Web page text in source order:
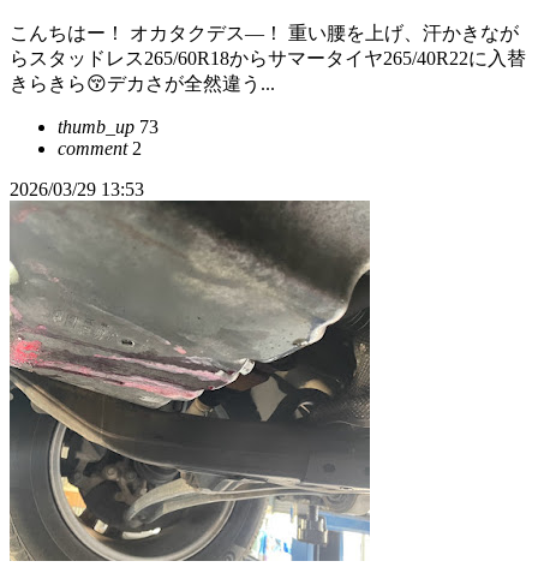
こんちはー！ オカタクデス―！ 重い腰を上げ、汗かきなが
らスタッドレス265/60R18からサマータイヤ265/40R22に入替
きらきら😚デカさが全然違う...
thumb_up 73
comment2
2026/03/29 13:53